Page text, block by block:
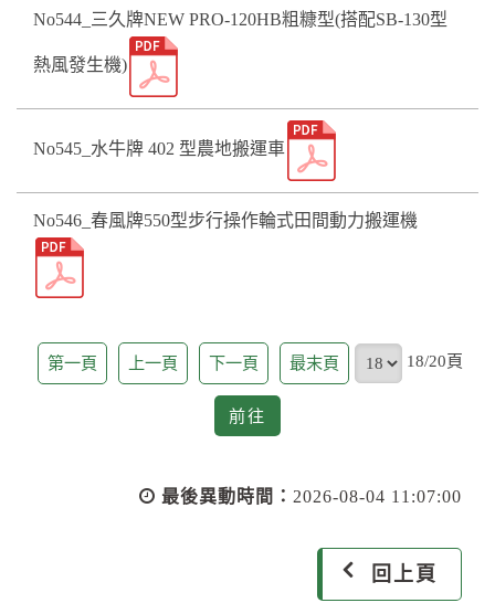
No544_三久牌NEW PRO-120HB粗糠型(搭配SB-130型
熱風發生機)
No545_水牛牌 402 型農地搬運車
No546_春風牌550型步行操作輪式田間動力搬運機
第一頁 上一頁 下一頁 最末頁 頁
18/20頁
前往
往
最後異動時間： 2026-08-04 11:07:00
回上頁